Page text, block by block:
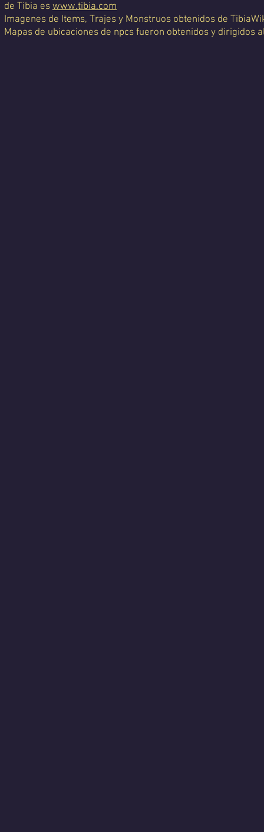
de Tibia es www.tibia.com
Imagenes de Items, Trajes y Monstruos obtenidos de
Mapas de ubicaciones de npcs fueron obtenidos y dirigidos